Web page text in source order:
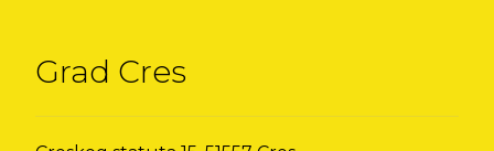
Grad Cres